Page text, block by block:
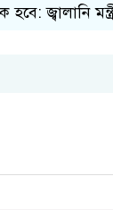
মন্ত্রী